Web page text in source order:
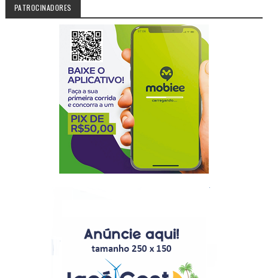
PATROCINADORES